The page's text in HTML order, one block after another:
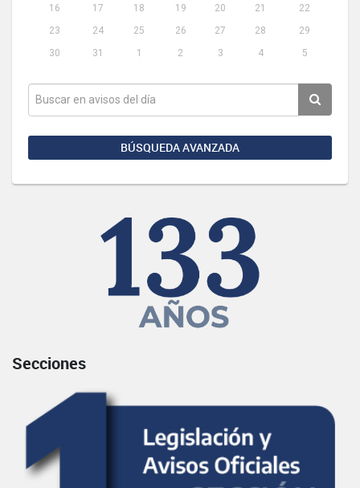
16
17 18 19 20 21
22
23
24 25 26 27 28
29
30
31 1 2 3 4 5
BÚSQUEDA AVANZADA
Secciones